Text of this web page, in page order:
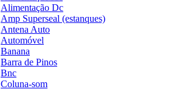
Alimentação Dc
Amp Superseal (estanques)
Antena Auto
Automóvel
Banana
Barra de Pinos
Bnc
Coluna-som